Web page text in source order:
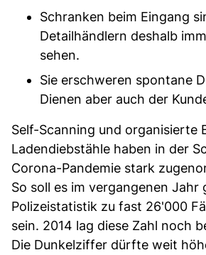
Schranken beim Eingang
Detailhändlern deshalb
sehen.
Sie erschweren spontane
Dienen aber auch der
Self-Scanning und organisierte
Ladendiebstähle haben in der
Corona-Pandemie stark
So soll es im vergangenen Jahr
Polizeistatistik zu fast 26'000
sein. 2014 lag diese Zahl noch
Die Dunkelziffer dürfte weit